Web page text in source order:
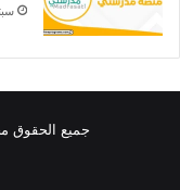
جميع الحقوق محفوظة © 2024 -